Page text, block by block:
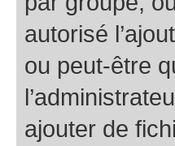
autorisé
ou peut-être
ajouter de